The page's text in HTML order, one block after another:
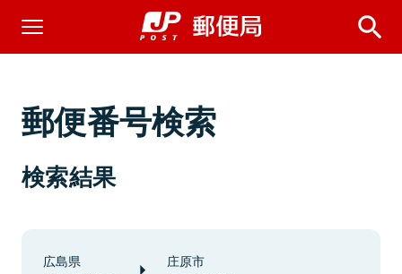
郵便番号検索
検索結果
広島県 庄原市